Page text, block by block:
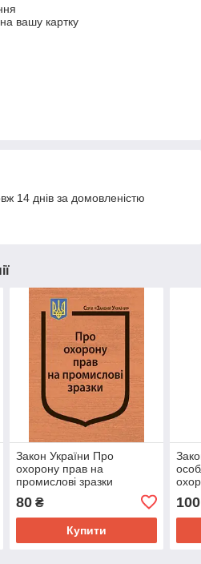
вашу картку
14 днів за домовленістю
Закон України Про
охорону прав на
промислові зразки
80₴
Купити
100